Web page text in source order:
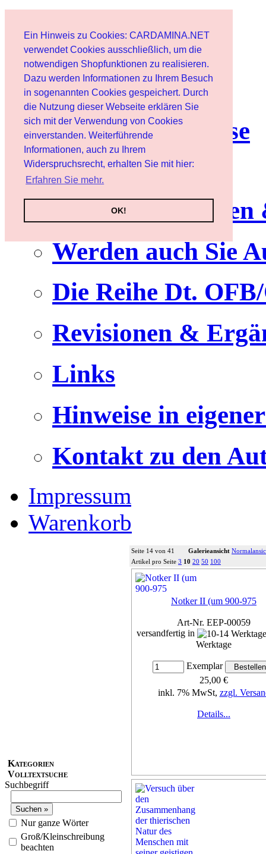
Ein Hinweis zu Cookies: CARDAMINA.NET
verwendet Cookies ausschließlich, um die
notwendigen Shopfunktionen zu realisieren.
Dazu werden Informationen zu Ihrem Besuch
in sogenannten Cookies gespeichert. Durch
die Nutzung dieser Webseite erklären Sie
sich mit der Verwendung von Cookies
einverstanden. Weiterführende
Informationen, auch zu Ihrem
Widerspruchsrecht, erhalten Sie mit hier:
Erfahren Sie mehr.
OK!
Benutzer
Newsletter
Nutzungshinweise
Service
Werden auch Sie
Die Reihe Dt.
Revisionen &
Links
Hinweise in
Kontakt zu den
Impressum
Warenkorb
Kategorien
Volltextsuche
Suchbegriff
Nur ganze Wörter
Groß/Kleinschreibung
beachten
Seite 14 von 41 Galerieansicht
Artikel pro Seite 3 10 20 50 100
Notker II (um 900-975
Art-Nr. EEP-00059
versandfertig in
Werktage
Exemplar
25,00 €
inkl. 7% MwSt, zzgl.
Details...